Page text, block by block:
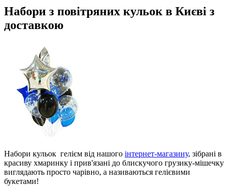
Набори з повітряних кульок в Києві з
доставкою
Набори кульок гелієм від нашого інтернет-магазину, зібрані в
красиву хмаринку і прив'язані до блискучого грузику-мішечку
виглядають просто чарівно, а називаються гелієвими
букетами!